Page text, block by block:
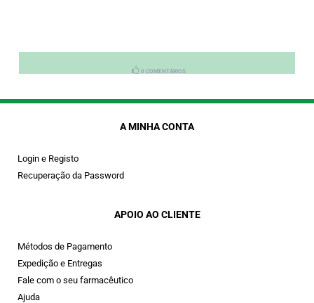
0 COMENTÁRIOS
A MINHA CONTA
Login e Registo
Recuperação da Password
APOIO AO CLIENTE
Métodos de Pagamento
Expedição e Entregas
Fale com o seu farmacêutico
Ajuda